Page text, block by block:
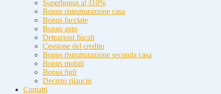
Superbonus al 110%
Bonus ristrutturazione casa
Bonus facciate
Bonus auto
Detrazioni fiscali
Cessione del credito
Bonus ristrutturazione seconda casa
Bonus mobili
Bonus figli
Decreto rilancio
Contatti